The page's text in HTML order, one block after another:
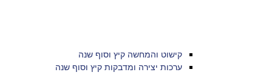
קישוט והמחשה קיץ וסוף שנה
ערכות יצירה ומדבקות קיץ וסוף שנה